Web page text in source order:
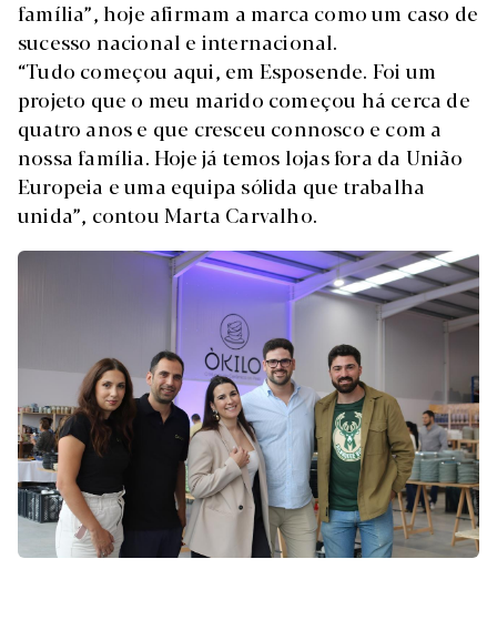
família”, hoje afirmam a marca como um caso de
sucesso nacional e internacional.
“Tudo começou aqui, em Esposende. Foi um
projeto que o meu marido começou há cerca de
quatro anos e que cresceu connosco e com a
nossa família. Hoje já temos lojas fora da União
Europeia e uma equipa sólida que trabalha
unida”, contou Marta Carvalho.